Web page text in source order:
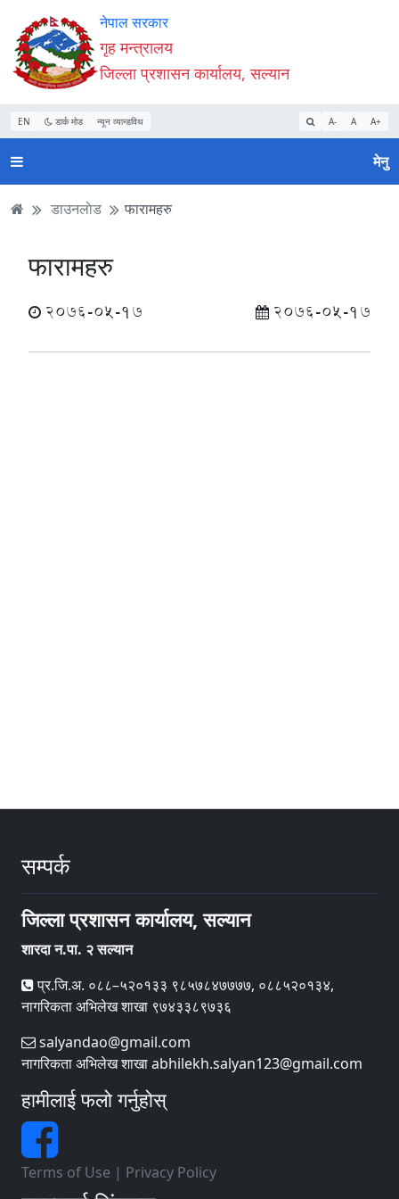
Accessibility
Mode
सुरु
गर्नुहोस्
सामाग्री
पढ्नुहाेस्
नेभिगेसन
पढ्नुहाेस्
वेबसाइट
खोजमा
जानुहोस्
नेपाल सरकार
गृह मन्त्रालय
जिल्ला प्रशासन कार्यालय, सल्यान
EN डार्क मोड न्यून व्यान्डविथ A- A A+
मेनु
डाउनलाेड फारामहरु
फारामहरु
2076-05-17 2076-05-17
सम्पर्क
जिल्ला प्रशासन कार्यालय, सल्यान
शारदा न.पा. २ सल्यान
प्र.जि.अ. ०८८–५२०१३३ ९८५७८४७७७७, ०८८५२०१३४,
नागरिकता अभिलेख शाखा ९७४३३८९७३६
salyandao@gmail.com
नागरिकता अभिलेख शाखा abhilekh.salyan123@gmail.com
हामीलाई फलो गर्नुहोस्
Terms of Use | Privacy Policy